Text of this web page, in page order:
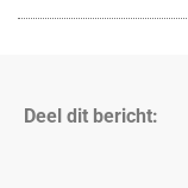
Deel dit bericht: